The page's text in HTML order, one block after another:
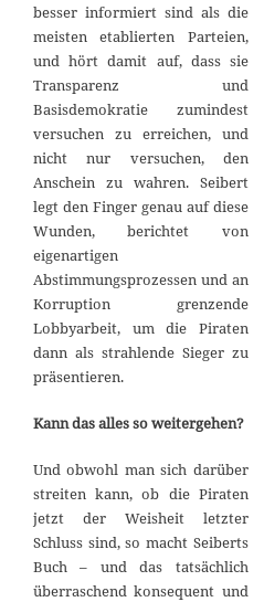
besser informiert sind als die
meisten etablierten Parteien,
und hört damit auf, dass sie
Transparenz und
Basisdemokratie zumindest
versuchen zu erreichen, und
nicht nur versuchen, den
Anschein zu wahren. Seibert
legt den Finger genau auf diese
Wunden, berichtet von
eigenartigen
Abstimmungsprozessen und an
Korruption grenzende
Lobbyarbeit, um die Piraten
dann als strahlende Sieger zu
präsentieren.
Kann das alles so weitergehen?
Und obwohl man sich darüber
streiten kann, ob die Piraten
jetzt der Weisheit letzter
Schluss sind, so macht Seiberts
Buch – und das tatsächlich
überraschend konsequent und